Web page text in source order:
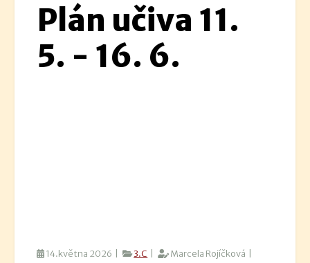
Plán učiva 11.
5. - 16. 6.
14.května 2026 | 3.C | Marcela Rojíčková |